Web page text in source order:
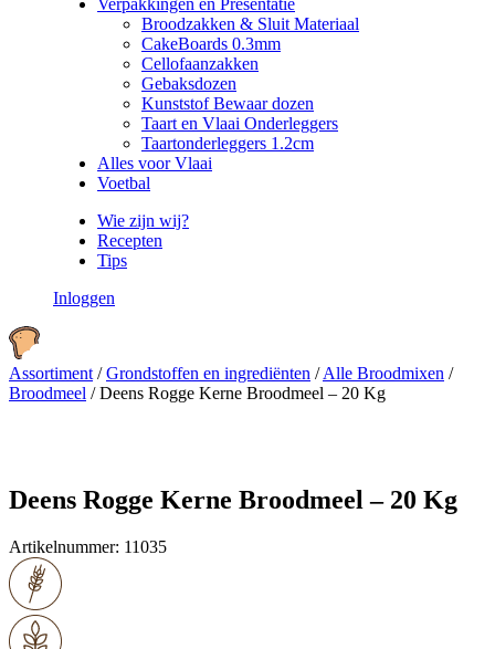
Verpakkingen en Presentatie
Broodzakken & Sluit Materiaal
CakeBoards 0.3mm
Cellofaanzakken
Gebaksdozen
Kunststof Bewaar dozen
Taart en Vlaai Onderleggers
Taartonderleggers 1.2cm
Alles voor Vlaai
Voetbal
Wie zijn wij?
Recepten
Tips
Inloggen
Assortiment /Grondstoffen en ingrediënten /Alle Broodmixen /
Broodmeel /Deens Rogge Kerne Broodmeel – 20 Kg
Deens Rogge Kerne Broodmeel – 20 Kg
Artikelnummer: 11035